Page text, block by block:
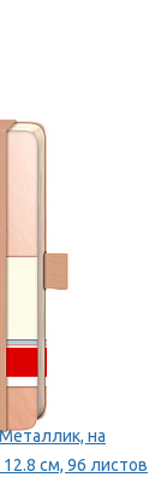
на
12.8 см, 96 листов